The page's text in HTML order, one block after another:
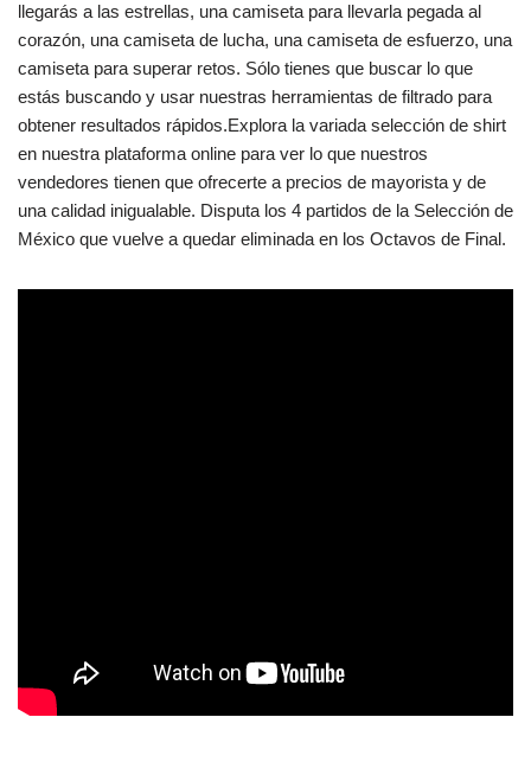
llegarás a las estrellas, una camiseta para llevarla pegada al
corazón, una camiseta de lucha, una camiseta de esfuerzo, una
camiseta para superar retos. Sólo tienes que buscar lo que
estás buscando y usar nuestras herramientas de filtrado para
obtener resultados rápidos.Explora la variada selección de shirt
en nuestra plataforma online para ver lo que nuestros
vendedores tienen que ofrecerte a precios de mayorista y de
una calidad inigualable. Disputa los 4 partidos de la Selección de
México que vuelve a quedar eliminada en los Octavos de Final.